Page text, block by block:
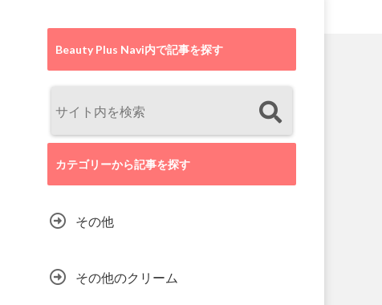
Beauty Plus Navi内で記事を探す
カテゴリーから記事を探す
その他
その他のクリーム